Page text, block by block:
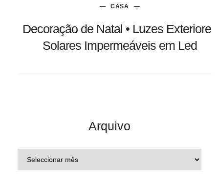
CASA
Decoração de Natal • Luzes Exteriores
Solares Impermeáveis em Led
Arquivo